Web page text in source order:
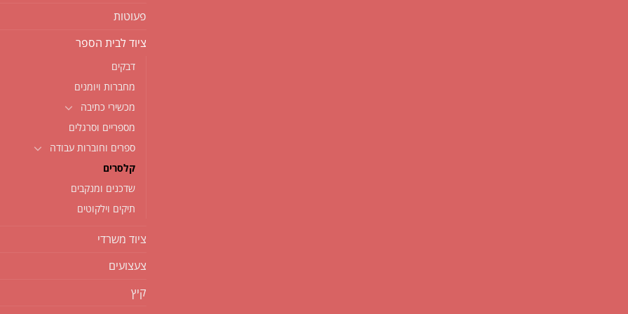
פעוטות
ציוד לבית הספר
דבקים
מחברות ויומנים
מכשירי כתיבה
מספריים וסרגלים
ספרים וחוברות עבודה
קלסרים
שדכנים ומנקבים
תיקים וילקוטים
ציוד משרדי
צעצועים
קיץ